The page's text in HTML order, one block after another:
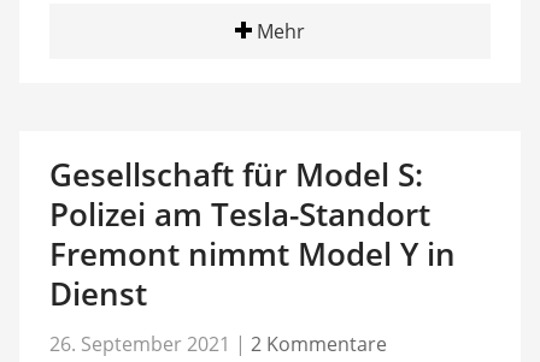
Mehr
Gesellschaft für Model S:
Polizei am Tesla-Standort
Fremont nimmt Model Y in
Dienst
26. September 2021 | 2 Kommentare